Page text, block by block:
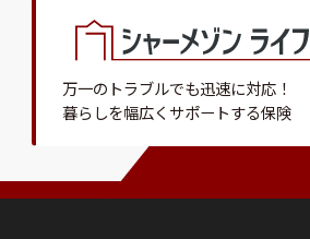
万一のトラブルでも迅速に対応！
暮らしを幅広くサポートする保険